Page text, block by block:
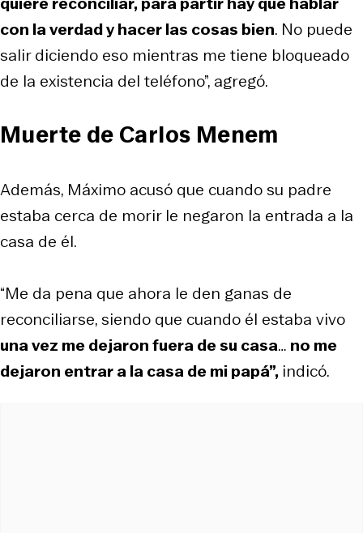
con la verdad y hacer las cosas bien. No puede
salir diciendo eso mientras me tiene bloqueado
de la existencia del teléfono”, agregó.
Muerte de Carlos Menem
Además, Máximo acusó que cuando su padre
estaba cerca de morir le negaron la entrada a la
casa de él.
“Me da pena que ahora le den ganas de
reconciliarse, siendo que cuando él estaba vivo
una vez me dejaron fuera de su casa… no me
dejaron entrar a la casa de mi papá”, indicó.